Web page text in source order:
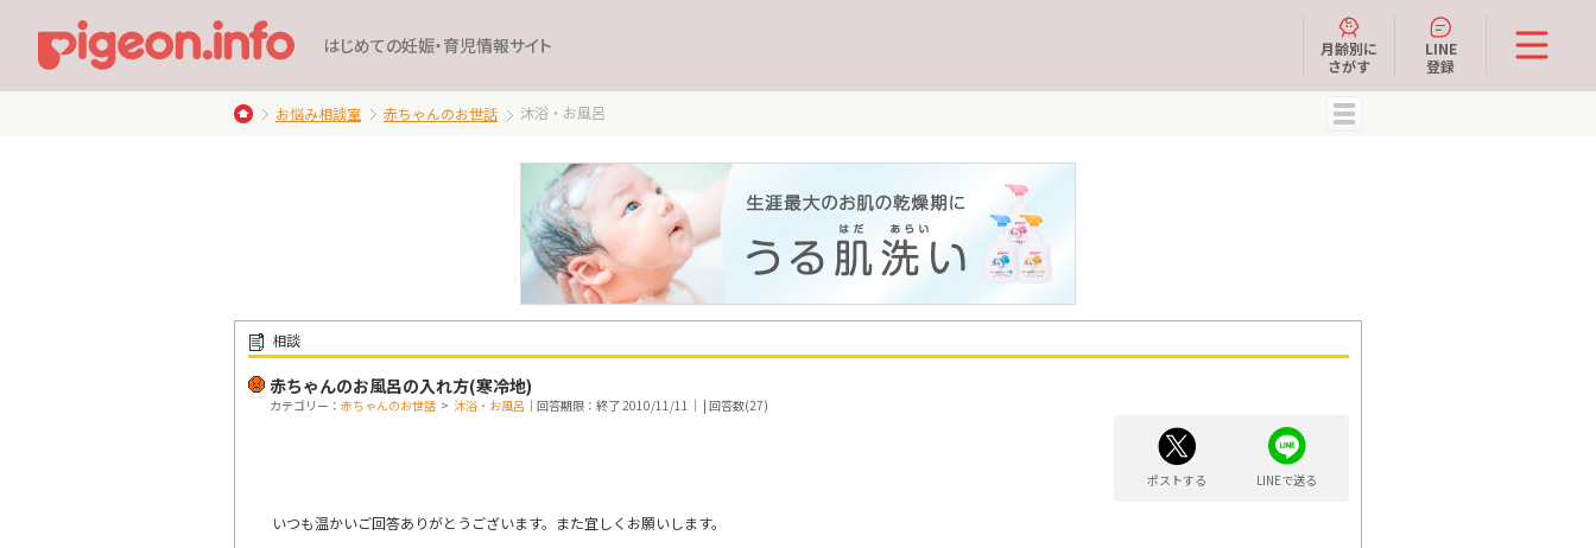
はじめての妊娠・育児情報サイト
月齢別に
さがす
LINE
登録
お悩み相談室 赤ちゃんのお世話 沐浴・お風呂
相談
赤ちゃんのお風呂の入れ方(寒冷地)
カテゴリー： 赤ちゃんのお世話 > 沐浴・お風呂 ｜回答期限：終了 2010/11/11｜ | 回答数(27)
ポストする LINEで送る
いつも温かいご回答ありがとうございます。また宜しくお願いします。